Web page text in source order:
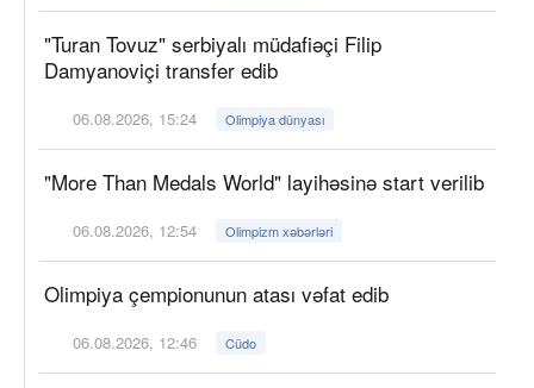
"Turan Tovuz" serbiyalı müdafiəçi Filip
Damyanoviçi transfer edib
06.08.2026, 15:24 Olimpiya dünyası
"More Than Medals World" layihəsinə start verilib
06.08.2026, 12:54 Olimpizm xəbərləri
Olimpiya çempionunun atası vəfat edib
06.08.2026, 12:46 Cüdo